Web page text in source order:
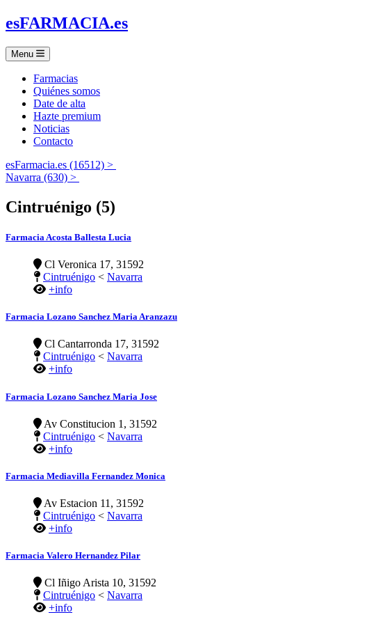
esFARMACIA.es
Menu
Farmacias
Quiénes somos
Date de alta
Hazte premium
Noticias
Contacto
esFarmacia.es (16512) >
Navarra (630) >
Cintruénigo (5)
Farmacia Acosta Ballesta Lucia
Cl Veronica 17, 31592
Cintruénigo < Navarra
+info
Farmacia Lozano Sanchez Maria Aranzazu
Cl Cantarronda 17, 31592
Cintruénigo < Navarra
+info
Farmacia Lozano Sanchez Maria Jose
Av Constitucion 1, 31592
Cintruénigo < Navarra
+info
Farmacia Mediavilla Fernandez Monica
Av Estacion 11, 31592
Cintruénigo < Navarra
+info
Farmacia Valero Hernandez Pilar
Cl Iñigo Arista 10, 31592
Cintruénigo < Navarra
+info